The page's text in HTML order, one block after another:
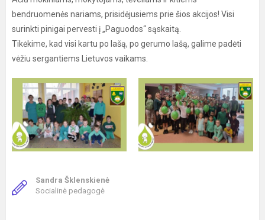
bendruomenės nariams, prisidėjusiems prie šios akcijos! Visi
surinkti pinigai pervesti į „Paguodos“ sąskaitą.
Tikėkime, kad visi kartu po lašą, po gerumo lašą, galime padėti
vėžiu sergantiems Lietuvos vaikams.
Sandra Šklenskienė
Socialinė pedagogė